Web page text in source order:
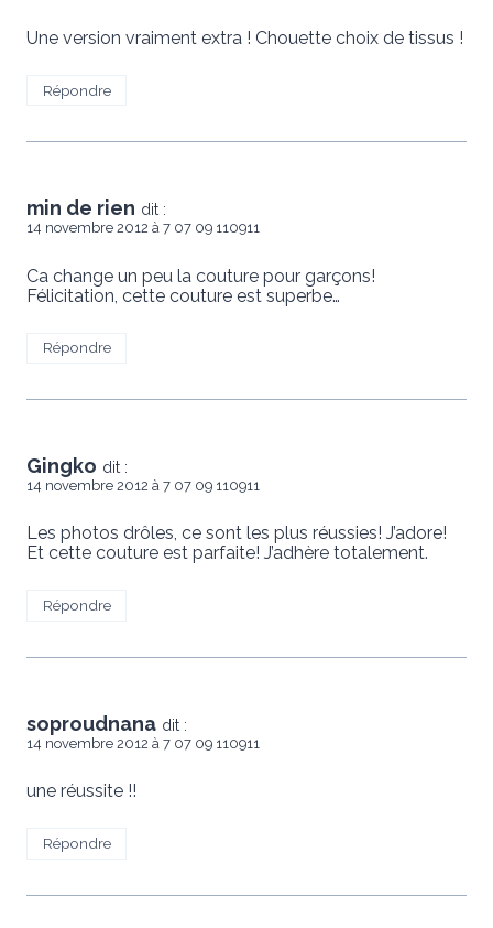
Une version vraiment extra ! Chouette choix de tissus !
Répondre
min de rien dit :
14 novembre 2012 à 7 07 09 110911
Ca change un peu la couture pour garçons!
Félicitation, cette couture est superbe…
Répondre
Gingko dit :
14 novembre 2012 à 7 07 09 110911
Les photos drôles, ce sont les plus réussies! J’adore!
Et cette couture est parfaite! J’adhère totalement.
Répondre
soproudnana dit :
14 novembre 2012 à 7 07 09 110911
une réussite !!
Répondre